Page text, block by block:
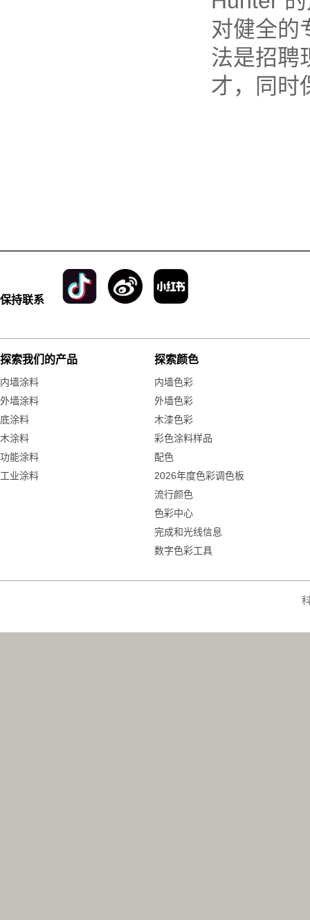
对健全的
法是招聘
才，同时
保持联系
探索我们的产品
内墙涂料
外墙涂料
底涂料
木涂料
功能涂料
工业涂料
探索颜色
内墙色彩
外墙色彩
木漆色彩
彩色涂料样品
配色
2026年度色彩调色板
流行颜色
色彩中心
完成和光线信息
数字色彩工具